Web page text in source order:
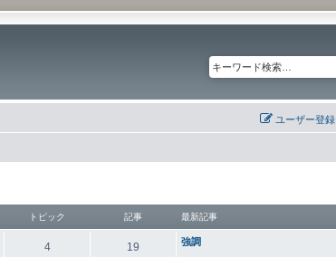
ユーザー登録
トピック 記事 最新記事
4 19 強調